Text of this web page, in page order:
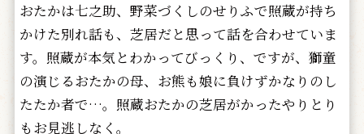
おたかは七之助、野菜づくしのせりふで照蔵が持ち
かけた別れ話も、芝居だと思って話を合わせていま
す。照蔵が本気とわかってびっくり、ですが、獅童
の演じるおたかの母、お熊も娘に負けずかなりのし
たたか者で…。照蔵おたかの芝居がかったやりとり
もお見逃しなく。